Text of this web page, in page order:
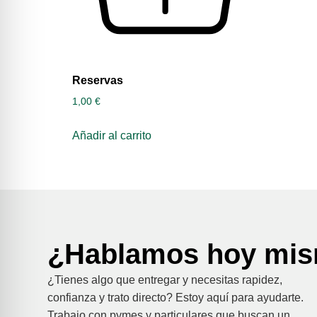
Reservas
1,00 €
Añadir al carrito
¿Hablamos hoy
¿Tienes algo que entregar y necesitas rapidez,
confianza y trato directo? Estoy aquí para ayudarte.